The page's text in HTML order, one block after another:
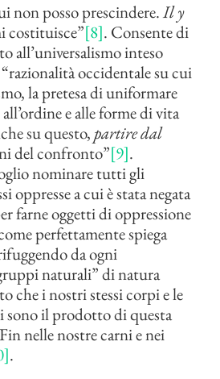
non posso prescindere.Il y
costituisce”[8]. Consente di
all’universalismo inteso
occidentale su cui
la pretesa di uniformare
e alle forme di vita
su questo, partire dal
del confronto”[9].
nominare tutti gli
oppresse a cui è stata negata
farne oggetti di oppressione
perfettamente spiega
da ogni
naturali” di natura
che i nostri stessi corpi e le
sono il prodotto di questa
nelle nostre carni e nei
.